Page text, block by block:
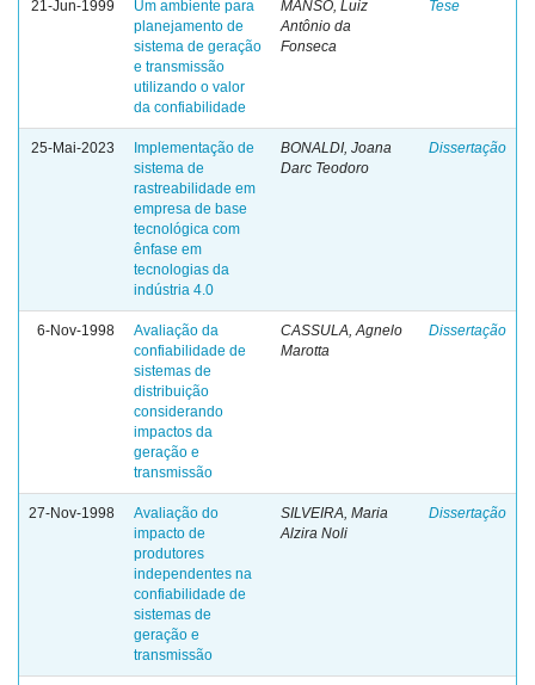
21-Jun-1999
Um ambiente para
planejamento de
sistema de geração
e transmissão
utilizando o valor
da confiabilidade
MANSO, Luiz
Antônio da
Fonseca
Tese
25-Mai-2023
Implementação de
sistema de
rastreabilidade em
empresa de base
tecnológica com
ênfase em
tecnologias da
indústria 4.0
BONALDI, Joana
Darc Teodoro
Dissertação
6-Nov-1998
Avaliação da
confiabilidade de
sistemas de
distribuição
considerando
impactos da
geração e
transmissão
CASSULA, Agnelo
Marotta
Dissertação
27-Nov-1998
Avaliação do
impacto de
produtores
independentes na
confiabilidade de
sistemas de
geração e
transmissão
SILVEIRA, Maria
Alzira Noli
Dissertação